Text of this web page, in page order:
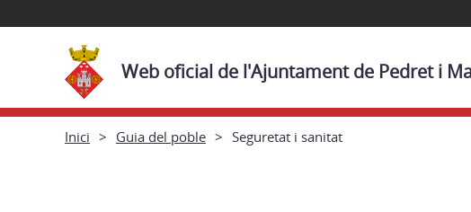
Web oficial de l'Ajuntament de Pedret i
Inici Guia del poble Seguretat i sanitat